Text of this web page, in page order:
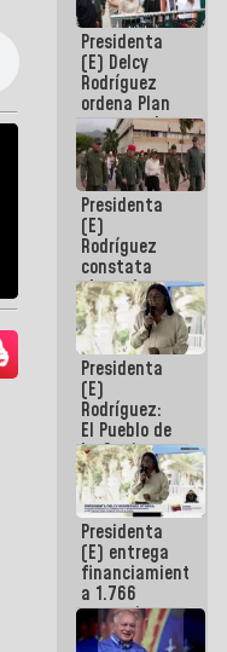
Presidenta
(E) Delcy
Rodríguez
ordena Plan
maestro de
desarrollo
logístico y
turístico
para La
Guaira
Presidenta
(E)
Rodríguez
constata
obras de
rehabilitación
de Escuela
Militar de
Mamo en La
Guaira
Presidenta
(E)
Rodríguez:
El Pueblo de
La Guaira
siempre
estará
acompañada
por el
Gobierno
Nacional
Presidenta
(E) entrega
financiamientos
a 1.766
comerciantes
y